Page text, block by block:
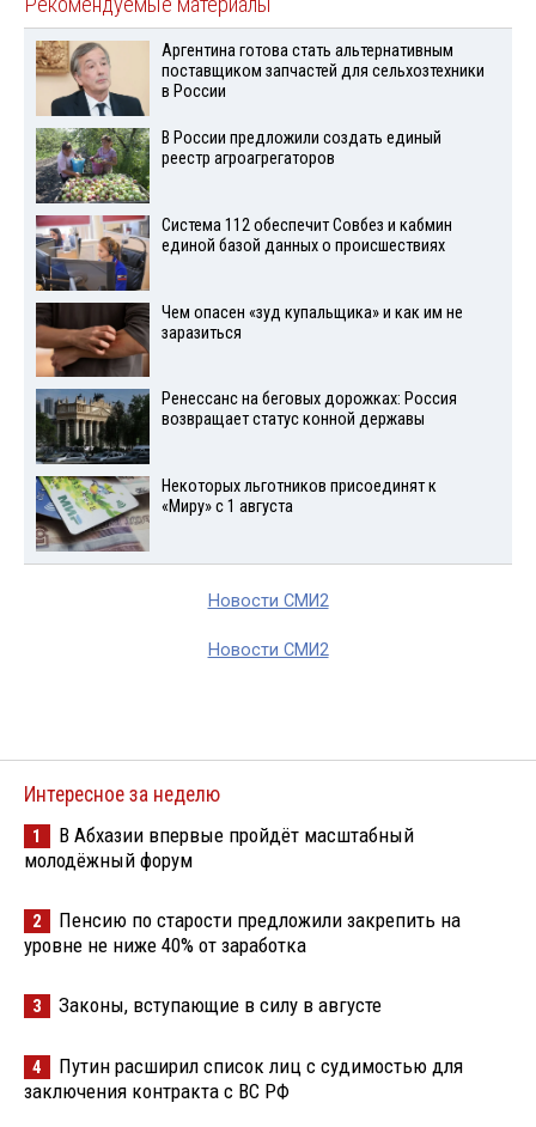
Аргентина готова стать альтернативным
поставщиком запчастей для сельхозтехники
в России
В России предложили создать единый
реестр агроагрегаторов
Система 112 обеспечит Совбез и кабмин
единой базой данных о происшествиях
Чем опасен «зуд купальщика» и как им не
заразиться
Ренессанс на беговых дорожках: Россия
возвращает статус конной державы
Некоторых льготников присоединят к
«Миру» с 1 августа
Новости СМИ2
Новости СМИ2
Интересное за неделю
1
В Абхазии впервые пройдёт масштабный
молодёжный форум
2
Пенсию по старости предложили закрепить на
уровне не ниже 40% от заработка
3 Законы, вступающие в силу в августе
4
Путин расширил список лиц с судимостью для
заключения контракта с ВС РФ